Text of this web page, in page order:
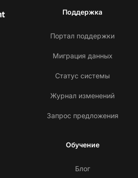
Поддержка
Портал поддержки
Миграция данных
Статус системы
Журнал изменений
Запрос предложения
Обучение
Блог